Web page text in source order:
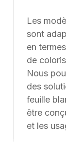
Les
sont
en
de
Nous
des
feuille
être
et les